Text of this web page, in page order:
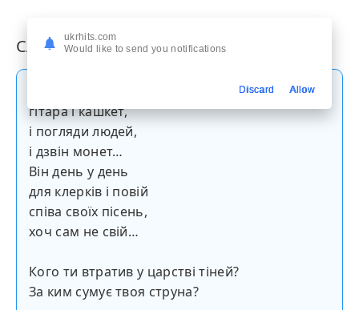
Слова пісні
гітара і кашкет,
і погляди людей,
і дзвін монет…
Він день у день
для клерків і повій
співа своїх пісень,
хоч сам не свій…
Кого ти втратив у царстві тіней?
За ким сумує твоя струна?
ukrhits.com
Would like to send you notifications
Discard Allow